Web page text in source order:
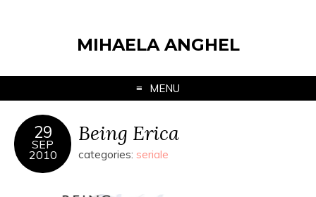
MIHAELA ANGHEL
MENU
29
SEP
2010
Being Erica
categories: seriale